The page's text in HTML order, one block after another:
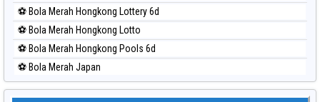
⚽ Bola Merah Hongkong Lottery 6d
⚽ Bola Merah Hongkong Lotto
⚽ Bola Merah Hongkong Pools 6d
⚽ Bola Merah Japan
⚽ Bola Merah Japan 6d